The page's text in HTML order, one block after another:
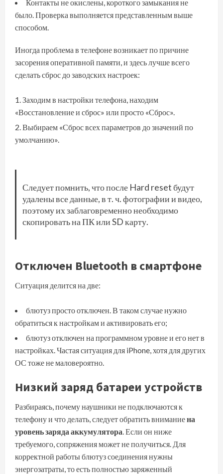
Контакты не окислены, короткого замыкания не
было. Проверка выполняется представленным выше
способом.
Иногда проблема в телефоне возникает по причине
засорения оперативной памяти, и здесь лучше всего
сделать сброс до заводских настроек:
Заходим в настройки телефона, находим
«Восстановление и сброс» или просто «Сброс».
Выбираем «Сброс всех параметров до значений по
умолчанию».
Следует помнить, что после Hard reset будут
удалены все данные, в т. ч. фотографии и видео,
поэтому их заблаговременно необходимо
скопировать на ПК или SD карту.
Отключен Bluetooth в смартфоне
Ситуация делится на две:
блютуз просто отключен. В таком случае нужно
обратиться к настройкам и активировать его;
блютуз отключен на программном уровне и его нет в
настройках. Частая ситуация для iPhone, хотя для других
ОС тоже не маловероятно.
Низкий заряд батареи устройств
Разбираясь, почему наушники не подключаются к
телефону и что делать, следует обратить вниманиена
уровень заряда аккумулятора . Если он ниже
требуемого, сопряжения может не получиться. Для
корректной работы блютуз соединения нужны
энергозатраты, то есть полностью заряженный